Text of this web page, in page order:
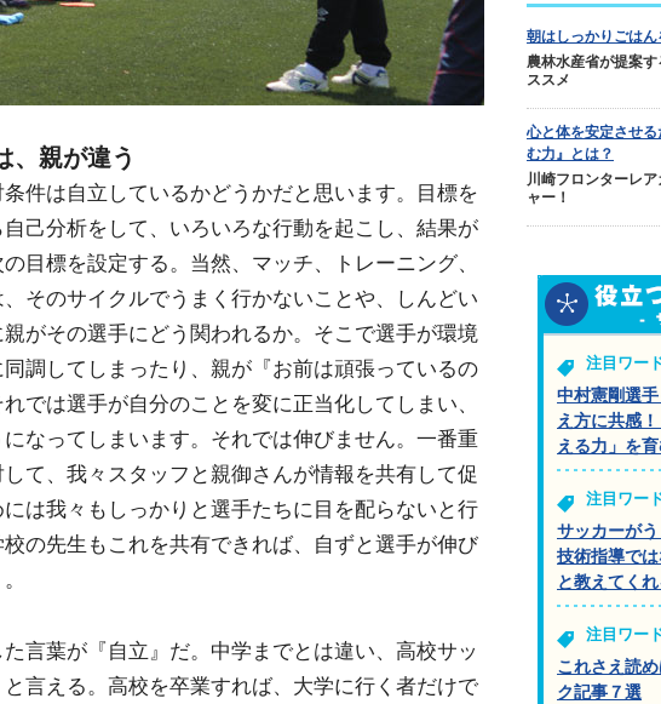
、親が違う
条件は自立しているかどうかだと思います。目標を
己分析をして、いろいろな行動を起こし、結果が
目標を設定する。当然、マッチ、トレーニング、
そのサイクルでうまく行かないことや、しんどい
がその選手にどう関われるか。そこで選手が環境
調してしまったり、親が『お前は頑張っているの
では選手が自分のことを変に正当化してしまい、
なってしまいます。それでは伸びません。一番重
て、我々スタッフと親御さんが情報を共有して促
は我々もしっかりと選手たちに目を配らないと行
の先生もこれを共有できれば、自ずと選手が伸び
言葉が『自立』だ。中学までとは違い、高校サッ
言える。高校を卒業すれば、大学に行く者だけで
朝はしっかりごはん
農林水産省が提案
ススメ
心と体を安定させ
む力』とは？
川崎フロンターレ
ャー！
注目ワー
中村憲剛選
え方に共感
える力」を
注目ワー
サッカーがう
技術指導で
と教えてく
注目ワー
これさえ読
ク記事７選